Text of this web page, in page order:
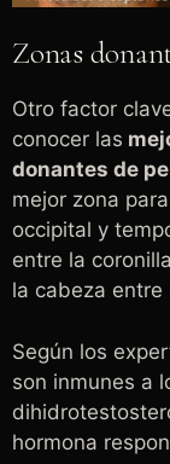
Zonas
Otro factor
conocer las
donantes de
mejor zona
occipital y
entre la
la cabeza entre
Según los
son inmunes a
hormona